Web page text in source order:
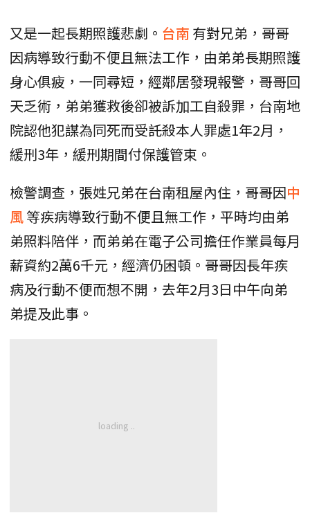
又是一起長期照護悲劇。 台南 有對兄弟，哥哥
因病導致行動不便且無法工作，由弟弟長期照護
身心俱疲，一同尋短，經鄰居發現報警，哥哥回
天乏術，弟弟獲救後卻被訴加工自殺罪，台南地
院認他犯謀為同死而受託殺本人罪處1年2月，
緩刑3年，緩刑期間付保護管束。
檢警調查，張姓兄弟在台南租屋內住，哥哥因中
風等疾病導致行動不便且無工作，平時均由弟
弟照料陪伴，而弟弟在電子公司擔任作業員每月
薪資約2萬6千元，經濟仍困頓。哥哥因長年疾
病及行動不便而想不開，去年2月3日中午向弟
弟提及此事。